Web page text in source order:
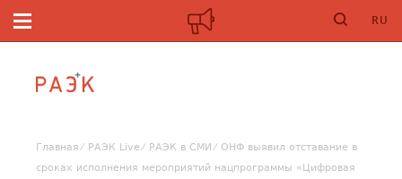
RU
Главная РАЭК Live РАЭК в СМИ
ОНФ выявил отставание в
сроках исполнения мероприятий нацпрограммы «Цифровая